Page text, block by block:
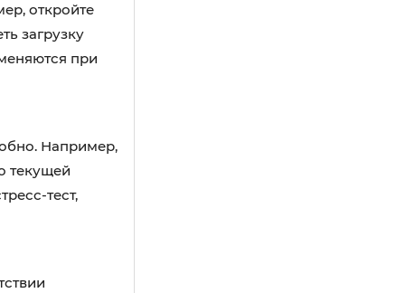
откройте
загрузку
при
Например,
текущей
тест,